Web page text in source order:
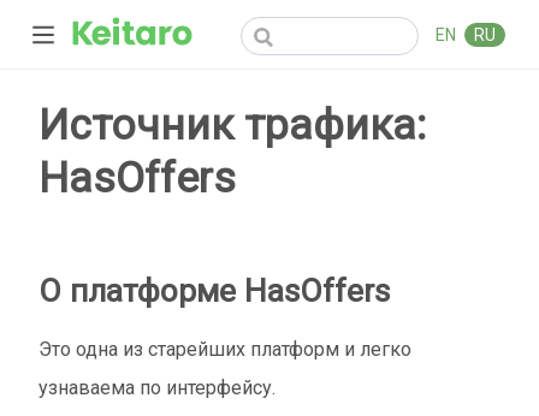
EN RU
Источник трафика:
HasOffers
О платформе HasOffers
Это одна из старейших платформ и легко
узнаваема по интерфейсу.